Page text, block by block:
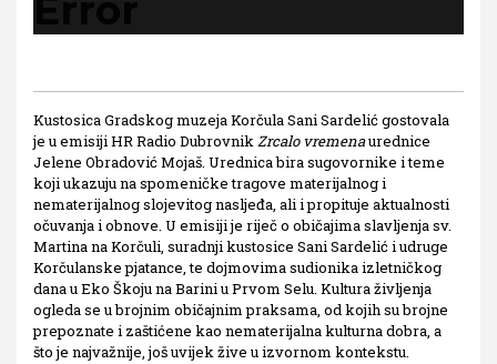
Kustosica Gradskog muzeja Korčula Sani Sardelić gostovala
je u emisiji HR Radio DubrovnikZrcalo vremenaurednice
Jelene Obradović Mojaš. Urednica bira sugovornike i teme
koji ukazuju na spomeničke tragove materijalnog i
nematerijalnog slojevitog nasljeđa, ali i propituje aktualnosti
očuvanja i obnove. U emisiji je riječ o običajima slavljenja sv.
Martina na Korčuli, suradnji kustosice Sani Sardelić i udruge
Korčulanske pjatance, te dojmovima sudionika izletničkog
dana u Eko Škoju na Barini u Prvom Selu. Kultura življenja
ogleda se u brojnim običajnim praksama, od kojih su brojne
prepoznate i zaštićene kao nematerijalna kulturna dobra, a
što je najvažnije, još uvijek žive u izvornom kontekstu.